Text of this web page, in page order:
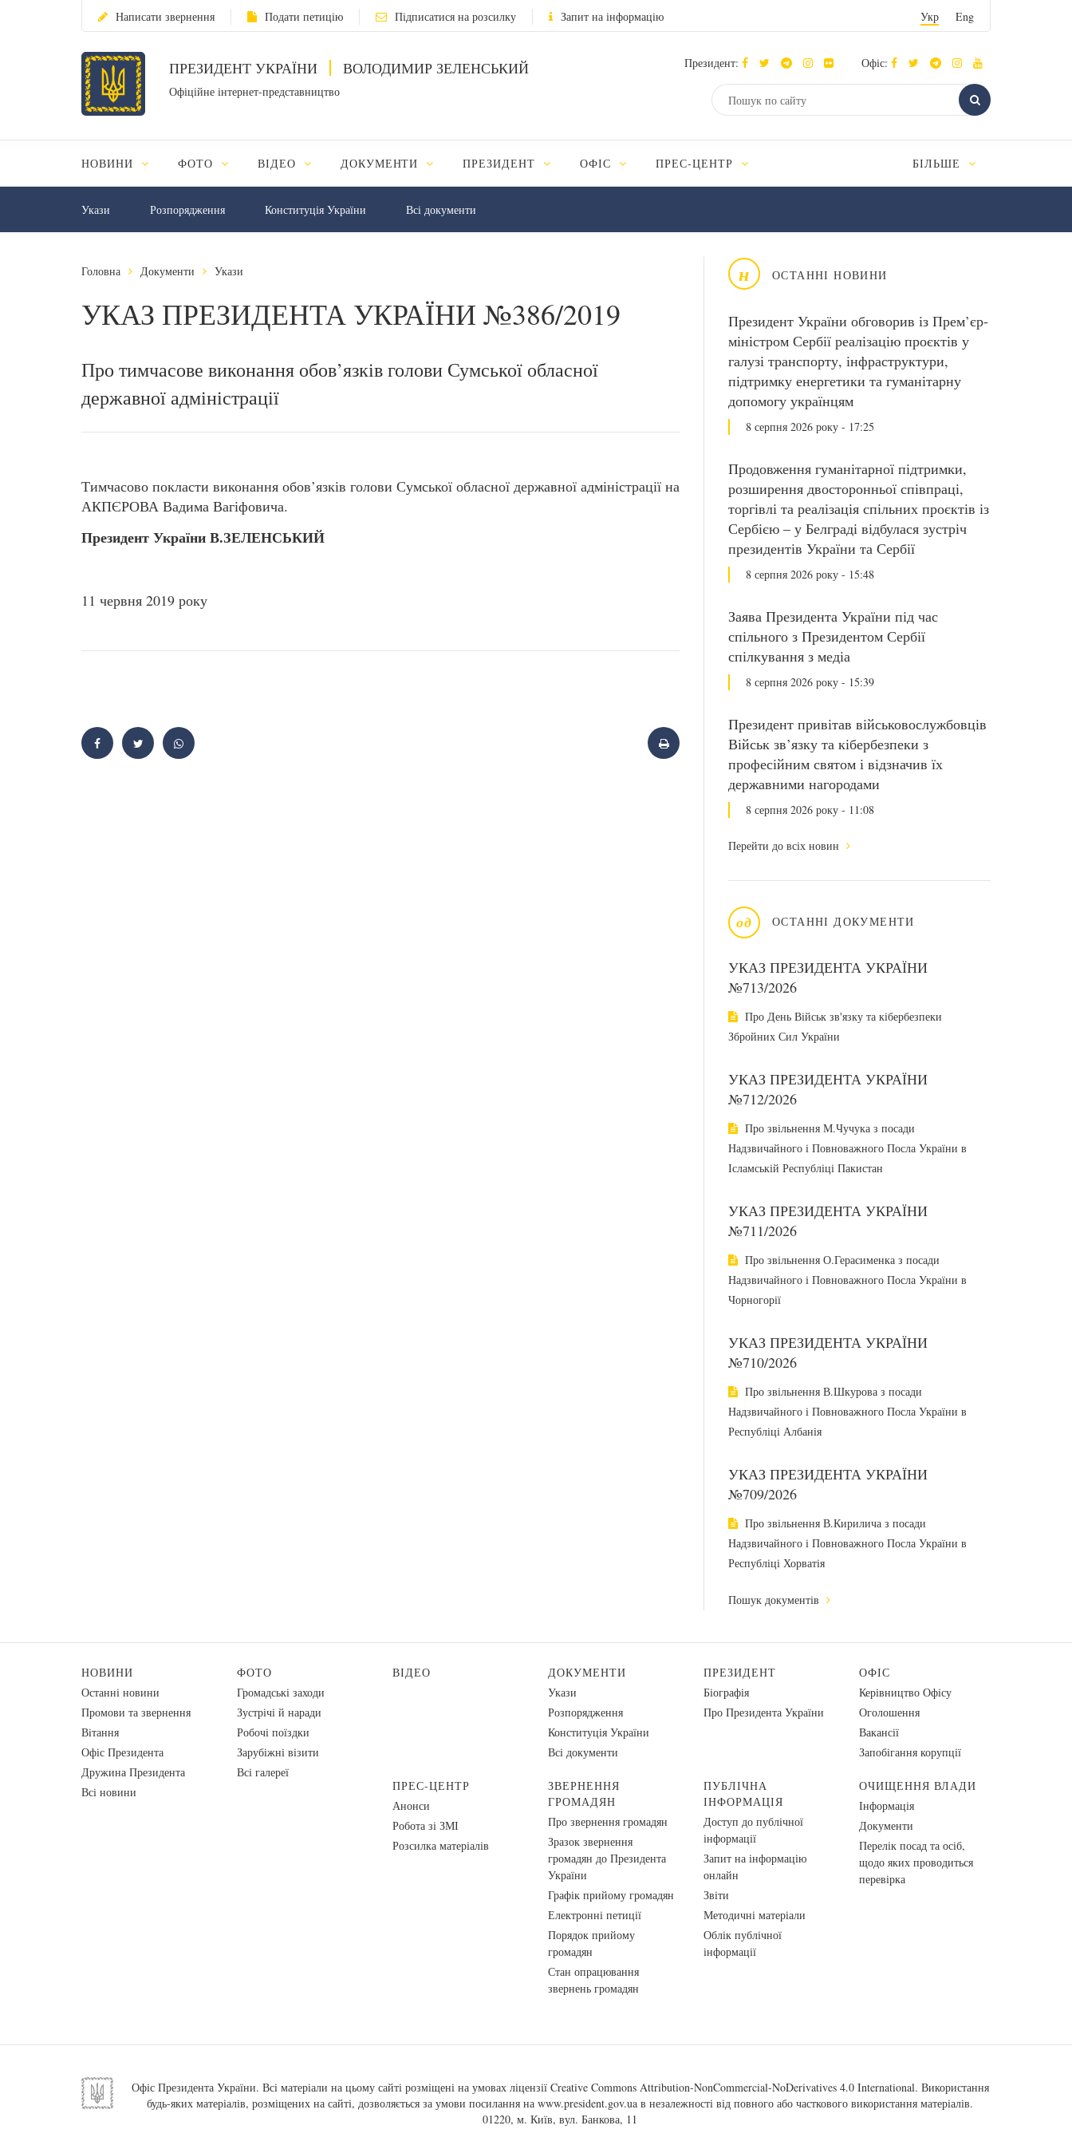
Написати звернення Подати петицію Підписатися на розсилку Запит на інформацію Укр Eng
ПРЕЗИДЕНТ УКРАЇНИ ВОЛОДИМИР ЗЕЛЕНСЬКИЙ
Офіційне інтернет-представництво
Президент: Офіс:
НОВИНИ ФОТО ВІДЕО ДОКУМЕНТИ ПРЕЗИДЕНТ ОФІС ПРЕС-ЦЕНТР БІЛЬШЕ
Укази Розпорядження Конституція України Всі документи
н ОСТАННІ НОВИНИ
Президент України обговорив із Прем’єр-
міністром Сербії реалізацію проєктів у
галузі транспорту, інфраструктури,
підтримку енергетики та гуманітарну
допомогу українцям
8 серпня 2026 року - 17:25
Продовження гуманітарної підтримки,
розширення двосторонньої співпраці,
торгівлі та реалізація спільних проєктів із
Сербією – у Белграді відбулася зустріч
президентів України та Сербії
8 серпня 2026 року - 15:48
Заява Президента України під час
спільного з Президентом Сербії
спілкування з медіа
8 серпня 2026 року - 15:39
Президент привітав військовослужбовців
Військ зв’язку та кібербезпеки з
професійним святом і відзначив їх
державними нагородами
8 серпня 2026 року - 11:08
Перейти до всіх новин
од ОСТАННІ ДОКУМЕНТИ
УКАЗ ПРЕЗИДЕНТА УКРАЇНИ
№713/2026
Про День Військ зв'язку та кібербезпеки
Збройних Сил України
УКАЗ ПРЕЗИДЕНТА УКРАЇНИ
№712/2026
Про звільнення М.Чучука з посади
Надзвичайного і Повноважного Посла України в
Ісламській Республіці Пакистан
УКАЗ ПРЕЗИДЕНТА УКРАЇНИ
№711/2026
Про звільнення О.Герасименка з посади
Надзвичайного і Повноважного Посла України в
Чорногорії
УКАЗ ПРЕЗИДЕНТА УКРАЇНИ
№710/2026
Про звільнення В.Шкурова з посади
Надзвичайного і Повноважного Посла України в
Республіці Албанія
УКАЗ ПРЕЗИДЕНТА УКРАЇНИ
№709/2026
Про звільнення В.Кирилича з посади
Надзвичайного і Повноважного Посла України в
Республіці Хорватія
Пошук документів
Головна Документи Укази
УКАЗ ПРЕЗИДЕНТА УКРАЇНИ №386/2019
Про тимчасове виконання обов’язків голови Сумської обласної
державної адміністрації
Тимчасово покласти виконання обов’язків голови Сумської обласної державної адміністрації на
АКПЄРОВА Вадима Вагіфовича.
Президент України В.ЗЕЛЕНСЬКИЙ
11 червня 2019 року
НОВИНИ
Останні новини
Промови та звернення
Вiтання
Офіс Президента
Дружина Президента
Всі новини
ФОТО
Громадські заходи
Зустрічі й наради
Робочі поїздки
Зарубіжні візити
Всі галереї
ВІДЕО
ДОКУМЕНТИ
Укази
Розпорядження
Конституція України
Всі документи
ПРЕЗИДЕНТ
Біографія
Про Президента України
ОФІС
Керівництво Офісу
Оголошення
Вакансії
Запобігання корупції
ПРЕС-ЦЕНТР
Анонси
Робота зі ЗМІ
Розсилка матеріалів
ЗВЕРНЕННЯ
ГРОМАДЯН
Про звернення громадян
Зразок звернення
громадян до Президента
України
Графік прийому громадян
Електронні петиції
Порядок прийому
громадян
Стан опрацювання
звернень громадян
ПУБЛІЧНА
ІНФОРМАЦІЯ
Доступ до публічної
інформації
Запит на інформацію
онлайн
Звіти
Методичні матеріали
Облік публічної
інформації
ОЧИЩЕННЯ ВЛАДИ
Інформація
Документи
Перелік посад та осіб,
щодо яких проводиться
перевірка
Офіс Президента України. Всі матеріали на цьому сайті розміщені на умовах ліцензії Creative Commons Attribution-NonCommercial-NoDerivatives 4.0 International. Використання
будь-яких матеріалів, розміщених на сайті, дозволяється за умови посилання на www.president.gov.ua в незалежності від повного або часткового використання матеріалів.
01220, м. Київ, вул. Банкова, 11